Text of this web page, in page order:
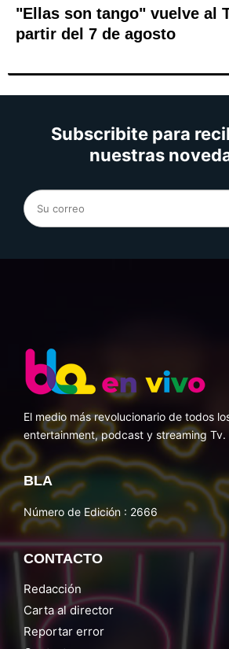
"Ellas son tango" vuelve al
partir del 7 de agosto
Subscribite para
nuestras
El medio más revolucionario de todos
entertainment, podcast y streaming Tv.
BLA
Número de Edición : 2666
CONTACTO
Redacción
Carta al director
Reportar error